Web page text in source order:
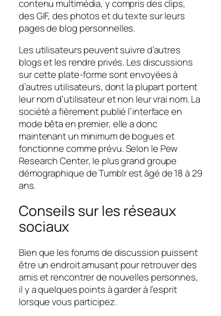
contenu multimédia, y compris des clips,
des GIF, des photos et du texte sur leurs
pages de blog personnelles.
Les utilisateurs peuvent suivre d’autres
blogs et les rendre privés. Les discussions
sur cette plate-forme sont envoyées à
d’autres utilisateurs, dont la plupart portent
leur nom d’utilisateur et non leur vrai nom. La
société a fièrement publié l’interface en
mode bêta en premier, elle a donc
maintenant un minimum de bogues et
fonctionne comme prévu. Selon le Pew
Research Center, le plus grand groupe
démographique de Tumblr est âgé de 18 à 29
ans.
Conseils sur les réseaux
sociaux
Bien que les forums de discussion puissent
être un endroit amusant pour retrouver des
amis et rencontrer de nouvelles personnes,
il y a quelques points à garder à l’esprit
lorsque vous participez.